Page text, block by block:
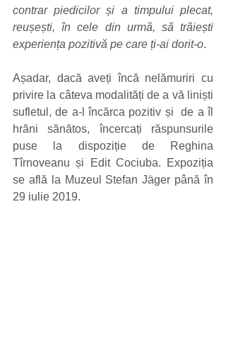
contrar piedicilor și a timpului plecat,
reușești, în cele din urmă, să trăiești
experiența pozitivă pe care ți-ai dorit-o.
Așadar, dacă aveți încă nelămuriri cu
privire la câteva modalități de a vă liniști
sufletul, de a-l încărca pozitiv și  de a îl
hrăni sănătos, încercați răspunsurile
puse la dispoziție de Reghina
Tîrnoveanu și Edit Cociuba. Expoziția
se află la Muzeul Stefan Jäger până în
29 iulie 2019.